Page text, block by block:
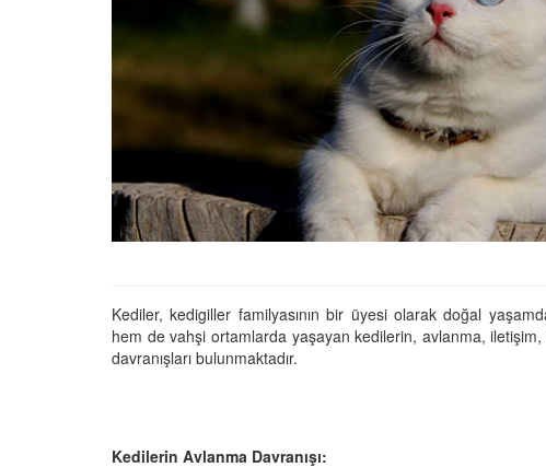
Kediler, kedigiller familyasının bir üyesi olarak doğal
hem de vahşi ortamlarda yaşayan kedilerin, avlanma,
davranışları bulunmaktadır.
Kedilerin Avlanma Davranışı:
22.05.2020
Evde Beslenebilecek En Tatlı
Küçük Kedi Cinsi
22.05.2020
Yavru Kedilerde Pire Nasıl
Temizlenir?
22.05.2020